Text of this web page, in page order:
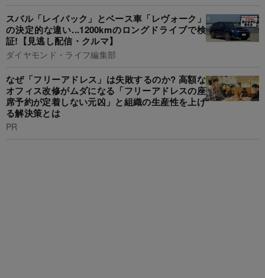
スバル「レイバック」とベース車「レヴォーク」
の決定的な違い...1200kmのロングドライブで検
証!【見逃し配信・クルマ】
ダイヤモンド・ライフ編集部
なぜ「フリーアドレス」は失敗するのか? 高額な
オフィス改修がムダになる「フリーアドレスの座
席予約が定着しない元凶」と組織の生産性を上げ
る解決策とは
PR